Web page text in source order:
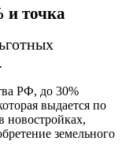
и точка
РФ, до 30%
выдается по
новостройках,
земельного